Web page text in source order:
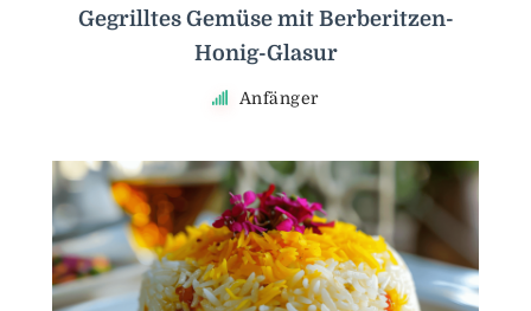
Gegrilltes Gemüse mit Berberitzen-
Honig-Glasur
Anfänger